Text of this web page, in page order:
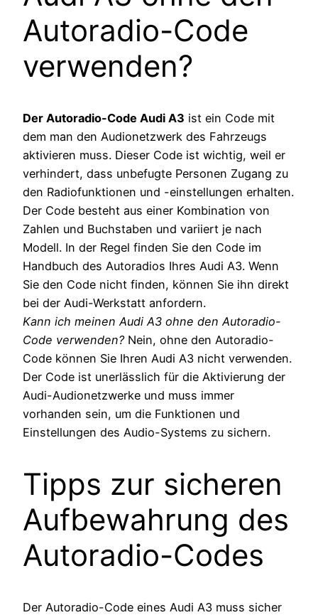
Autoradio-Code
verwenden?
Der Autoradio-Code Audi A3 ist ein Code mit
dem man den Audionetzwerk des Fahrzeugs
aktivieren muss. Dieser Code ist wichtig, weil er
verhindert, dass unbefugte Personen Zugang zu
den Radiofunktionen und -einstellungen erhalten.
Der Code besteht aus einer Kombination von
Zahlen und Buchstaben und variiert je nach
Modell. In der Regel finden Sie den Code im
Handbuch des Autoradios Ihres Audi A3. Wenn
Sie den Code nicht finden, können Sie ihn direkt
bei der Audi-Werkstatt anfordern.
Kann ich meinen Audi A3 ohne den Autoradio-
Code verwenden?Nein, ohne den Autoradio-
Code können Sie Ihren Audi A3 nicht verwenden.
Der Code ist unerlässlich für die Aktivierung der
Audi-Audionetzwerke und muss immer
vorhanden sein, um die Funktionen und
Einstellungen des Audio-Systems zu sichern.
Tipps zur sicheren
Aufbewahrung des
Autoradio-Codes
Der Autoradio-Code eines Audi A3 muss sicher